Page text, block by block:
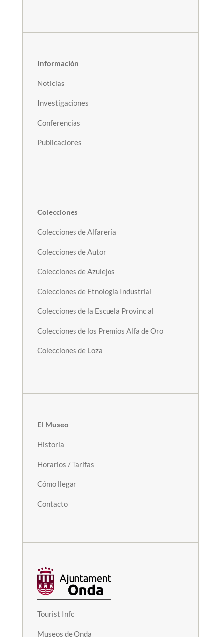
Información
Noticias
Investigaciones
Conferencias
Publicaciones
Colecciones
Colecciones de Alfarería
Colecciones de Autor
Colecciones de Azulejos
Colecciones de Etnología Industrial
Colecciones de la Escuela Provincial
Colecciones de los Premios Alfa de Oro
Colecciones de Loza
El Museo
Historia
Horarios / Tarifas
Cómo llegar
Contacto
Tourist Info
Museos de Onda